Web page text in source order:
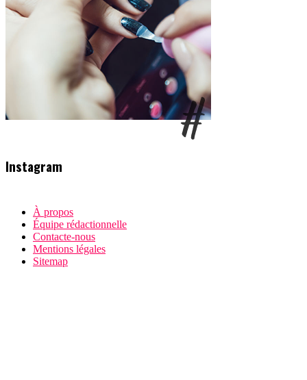
Instagram
À propos
Équipe rédactionnelle
Contacte-nous
Mentions légales
Sitemap